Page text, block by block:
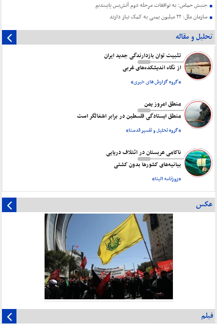
جنبش حماس: به توافقات مرحله دوم آتش‌بس پایبندیم
سازمان ملل: ۲۲ میلیون یمنی به کمک نیاز دارند
تحلیل و مقاله
تثبیت توان بازدارندگی جدید ایران
از نگاه اندیشکده‌های غربی
«گروه گزارش های خبری»
منطق امروز یمن
منطق ایستادگی فلسطین در برابر اشغالگر است
«گروه تحلیل و تفسیر قدسنا»
ناکامی عربستان در ائتلاف دریایی
بیانیه‌های کشورها بدون کشتی
«روزنامه البنا»
عکس
فیلم